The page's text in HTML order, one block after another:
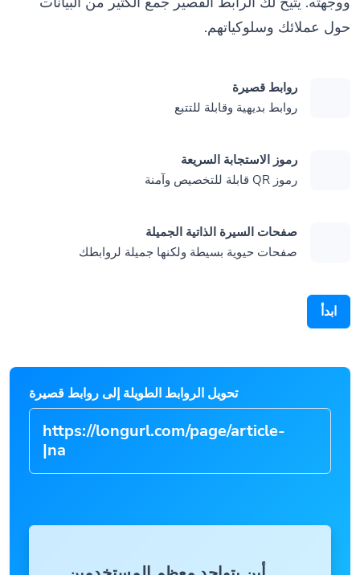
حول عملائك وسلوكياتهم.
روابط قصيرة
روابط بديهية وقابلة للتتبع
رموز الاستجابة السريعة
رموز QR قابلة للتخصيص وآمنة
صفحات السيرة الذاتية الجميلة
صفحات حيوية بسيطة ولكنها جميلة لروابطك
ابدأ
تحويل الروابط الطويلة إلى روابط قصيرة
https://longurl.com/page/ar
|